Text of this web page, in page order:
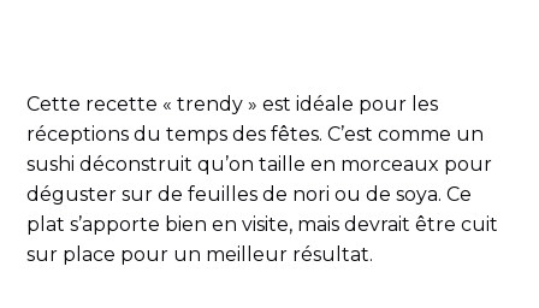
Cette recette « trendy » est idéale pour les
réceptions du temps des fêtes. C’est comme un
sushi déconstruit qu’on taille en morceaux pour
déguster sur de feuilles de nori ou de soya. Ce
plat s’apporte bien en visite, mais devrait être cuit
sur place pour un meilleur résultat.